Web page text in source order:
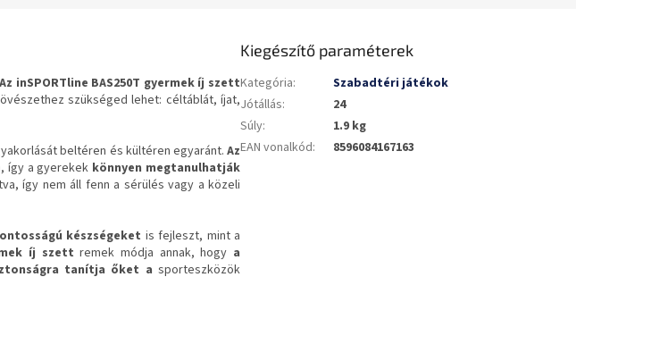
Az inSPORTline BAS250T gyermek íj szett
szükséged lehet: céltáblát, íjat,
beltéren és kültéren egyaránt. Az
így a gyerekek könnyen megtanulhatják
így nem áll fenn a sérülés vagy a közeli
készségeket is fejleszt, mint a
íj szettremek módja annak, hogy a
tanítja őket a sporteszközök
Kiegészítő paraméterek
Kategória:
Szabadtéri játékok
Jótállás:
24
Súly:
1.9 kg
EAN vonalkód: 8596084167163